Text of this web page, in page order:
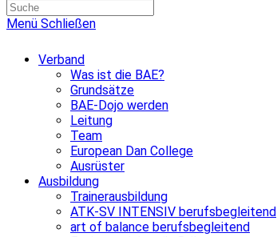
Menü Schließen
Verband
Was ist die BAE?
Grundsätze
BAE-Dojo werden
Leitung
Team
European Dan College
Ausrüster
Ausbildung
Trainerausbildung
ATK-SV INTENSIV berufsbegleitend
art of balance berufsbegleitend